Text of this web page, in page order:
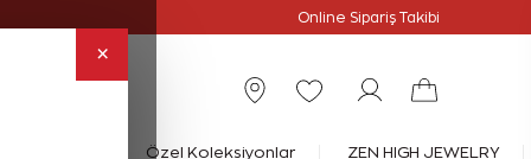
×
Online Sipariş Takibi
Yüzük Özel Koleksiyonlar ZEN HIGH JEWELRY